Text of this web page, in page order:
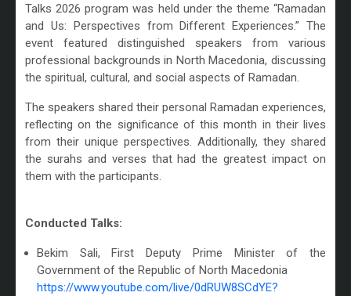
Talks 2026 program was held under the theme “Ramadan
and Us: Perspectives from Different Experiences.” The
event featured distinguished speakers from various
professional backgrounds in North Macedonia, discussing
the spiritual, cultural, and social aspects of Ramadan.
The speakers shared their personal Ramadan experiences,
reflecting on the significance of this month in their lives
from their unique perspectives. Additionally, they shared
the surahs and verses that had the greatest impact on
them with the participants.
Conducted Talks:
Bekim Sali, First Deputy Prime Minister of the
Government of the Republic of North Macedonia
https://www.youtube.com/live/0dRUW8SCdYE?